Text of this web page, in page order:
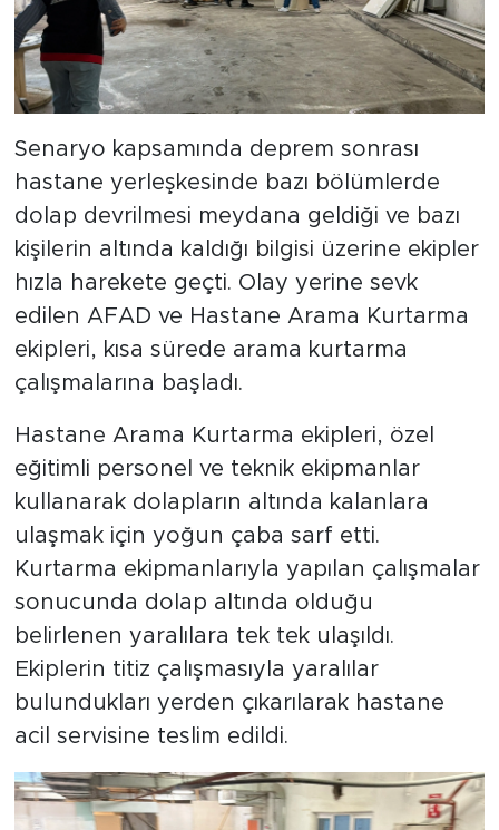
Senaryo kapsamında deprem sonrası
hastane yerleşkesinde bazı bölümlerde
dolap devrilmesi meydana geldiği ve bazı
kişilerin altında kaldığı bilgisi üzerine ekipler
hızla harekete geçti. Olay yerine sevk
edilen AFAD ve Hastane Arama Kurtarma
ekipleri, kısa sürede arama kurtarma
çalışmalarına başladı.
Hastane Arama Kurtarma ekipleri, özel
eğitimli personel ve teknik ekipmanlar
kullanarak dolapların altında kalanlara
ulaşmak için yoğun çaba sarf etti.
Kurtarma ekipmanlarıyla yapılan çalışmalar
sonucunda dolap altında olduğu
belirlenen yaralılara tek tek ulaşıldı.
Ekiplerin titiz çalışmasıyla yaralılar
bulundukları yerden çıkarılarak hastane
acil servisine teslim edildi.